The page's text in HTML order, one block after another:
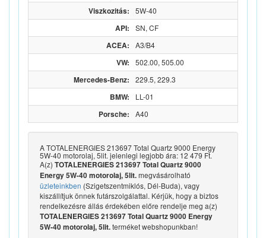
Viszkozitás: 5W-40
API: SN, CF
ACEA: A3/B4
VW: 502.00, 505.00
Mercedes-Benz: 229.5, 229.3
BMW: LL-01
Porsche: A40
A TOTALENERGIES 213697 Total Quartz 9000 Energy
5W-40 motorolaj, 5lit. jelenlegi legjobb ára: 12 479 Ft.
A(z) TOTALENERGIES 213697 Total Quartz 9000
Energy 5W-40 motorolaj, 5lit.megvásárolható
üzleteinkben (Szigetszentmiklós, Dél-Buda), vagy
kiszállítjuk önnek futárszolgálattal. Kérjük, hogy a biztos
rendelkezésre állás érdekében előre rendelje meg a(z)
TOTALENERGIES 213697 Total Quartz 9000 Energy
5W-40 motorolaj, 5lit.terméket webshopunkban!